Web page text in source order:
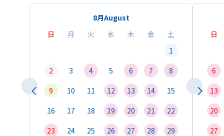
8月August
日
月 火 水 木 金
土
1
2
3 4 5 6 7
8
9
10 11 12 13 14
15
16
17 18 19 20 21
22
23
24 25 26 27 28
29
日
6
13
20
27